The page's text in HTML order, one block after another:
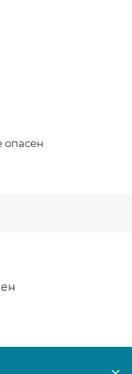
опасен